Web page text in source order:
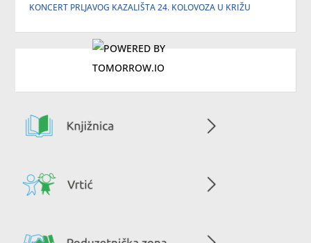
KONCERT PRLJAVOG KAZALIŠTA 24. KOLOVOZA U KRIŽU